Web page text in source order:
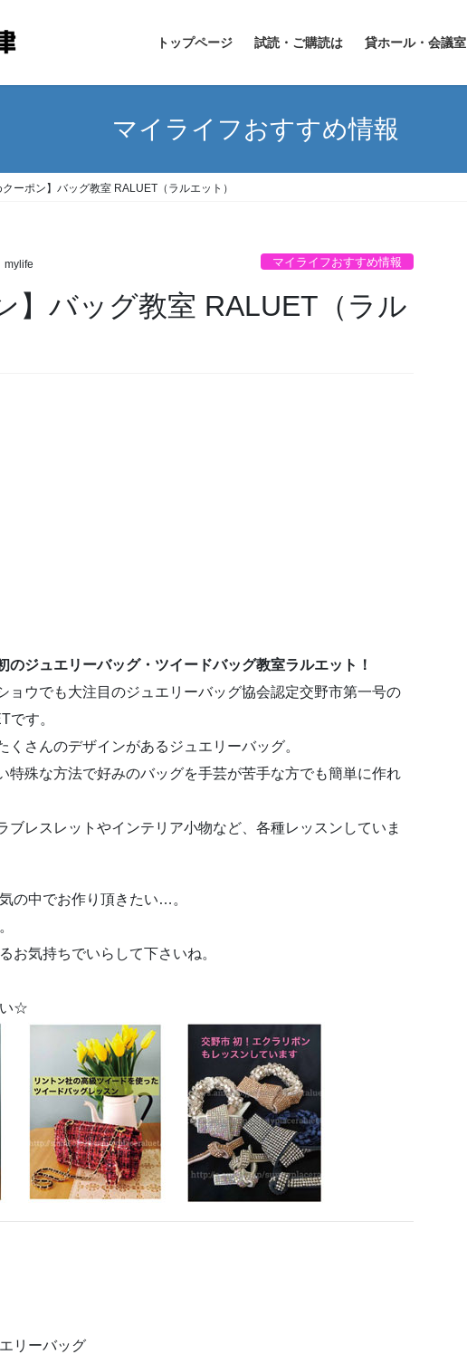
トップページ 試読・ご購読は 貸ホール・会議室
マイライフおすすめ情報
クーポン】バッグ教室 RALUET（ラルエット）
mylife マイライフおすすめ情報
】バッグ教室 RALUET（ラル
のジュエリーバッグ・ツイードバッグ教室ラルエット！
ョウでも大注目のジュエリーバッグ協会認定交野市第一号の
です。
くさんのデザインがあるジュエリーバッグ。
特殊な方法で好みのバッグを手芸が苦手な方でも簡単に作れ
ブレスレットやインテリア小物など、各種レッスンしていま
の中でお作り頂きたい…。
お気持ちでいらして下さいね。
い☆
リーバッグ